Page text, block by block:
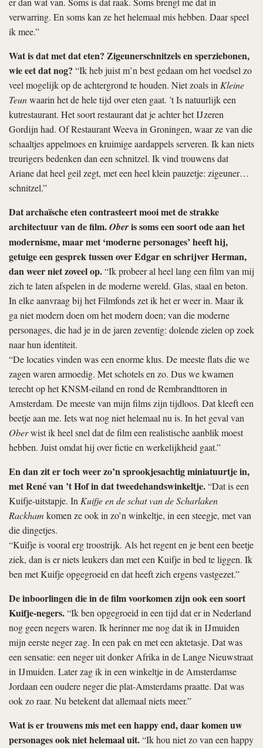
verwarring. En soms kan ze het helemaal mis hebben. Daar speel
ik mee.”
Wat is dat met dat eten? Zigeunerschnitzels en sperziebonen,
wie eet dat nog? “Ik heb juist m’n best gedaan om het voedsel zo
veel mogelijk op de achtergrond te houden. Niet zoals inKleine
Teunwaarin het de hele tijd over eten gaat. ’t Is natuurlijk een
kutrestaurant. Het soort restaurant dat je achter het IJzeren
Gordijn had. Of Restaurant Weeva in Groningen, waar ze van die
schaaltjes appelmoes en kruimige aardappels serveren. Ik kan niets
treurigers bedenken dan een schnitzel. Ik vind trouwens dat
Ariane dat heel geil zegt, met een heel klein pauzetje: zigeuner…
schnitzel.”
Dat archaïsche eten contrasteert mooi met de strakke
architectuur van de film.Oberis soms een soort ode aan het
modernisme, maar met ‘moderne personages’ heeft hij,
getuige een gesprek tussen over Edgar en schrijver Herman,
dan weer niet zoveel op.“Ik probeer al heel lang een film van mij
zich te laten afspelen in de moderne wereld. Glas, staal en beton.
In elke aanvraag bij het Filmfonds zet ik het er weer in. Maar ik
ga niet modern doen om het modern doen; van die moderne
personages, die had je in de jaren zeventig: dolende zielen op zoek
naar hun identiteit.
“De locaties vinden was een enorme klus. De meeste flats die we
zagen waren armoedig. Met schotels en zo. Dus we kwamen
terecht op het KNSM-eiland en rond de Rembrandttoren in
Amsterdam. De meeste van mijn films zijn tijdloos. Dat kleeft een
beetje aan me. Iets wat nog niet helemaal nu is. In het geval van
Oberwist ik heel snel dat de film een realistische aanblik moest
hebben. Juist omdat hij over fictie en werkelijkheid gaat.”
En dan zit er toch weer zo’n sprookjesachtig miniatuurtje in,
met René van ’t Hof in dat tweedehandswinkeltje.“Dat is een
Kuifje-uitstapje. InKuifje en de schat van de Scharlaken
Rackham komen ze ook in zo’n winkeltje, in een steegje, met van
die dingetjes.
“Kuifje is vooral erg troostrijk. Als het regent en je bent een beetje
ziek, dan is er niets leukers dan met een Kuifje in bed te liggen. Ik
ben met Kuifje opgegroeid en dat heeft zich ergens vastgezet.”
De inboorlingen die in de film voorkomen zijn ook een soort
Kuifje-negers.“Ik ben opgegroeid in een tijd dat er in Nederland
nog geen negers waren. Ik herinner me nog dat ik in IJmuiden
mijn eerste neger zag. In een pak en met een aktetasje. Dat was
een sensatie: een neger uit donker Afrika in de Lange Nieuwstraat
in IJmuiden. Later zag ik in een winkeltje in de Amsterdamse
Jordaan een oudere neger die plat-Amsterdams praatte. Dat was
ook zo raar. Nu betekent dat allemaal niets meer.”
Wat is er trouwens mis met een happy end, daar komen uw
personages ook niet helemaal uit.“Ik hou niet zo van een happy